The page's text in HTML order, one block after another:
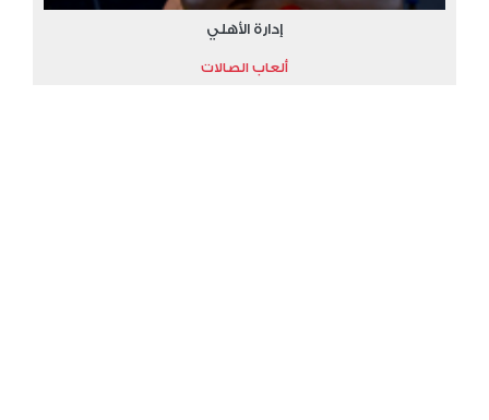
إدارة الأهلي
ألعاب الصالات